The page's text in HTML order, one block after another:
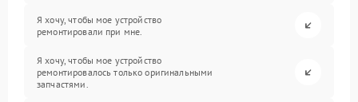
Я хочу, чтобы мое устройство
ремонтировали при мне.
Я хочу, чтобы мое устройство
ремонтировалось только оригинальными
запчастями.